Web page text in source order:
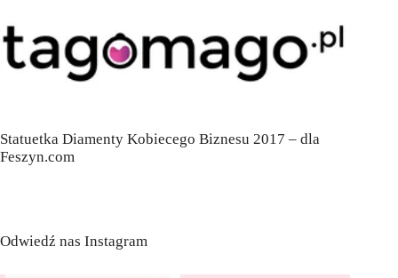
Statuetka Diamenty Kobiecego Biznesu 2017 – dla
Feszyn.com
Odwiedź nas Instagram